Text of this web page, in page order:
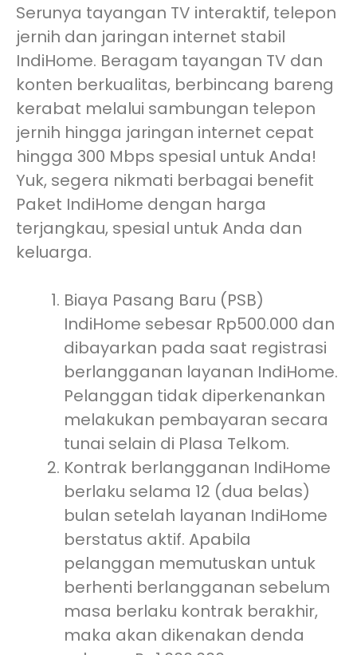
Serunya tayangan TV interaktif, telepon
jernih dan jaringan internet stabil
IndiHome. Beragam tayangan TV dan
konten berkualitas, berbincang bareng
kerabat melalui sambungan telepon
jernih hingga jaringan internet cepat
hingga 300 Mbps spesial untuk Anda!
Yuk, segera nikmati berbagai benefit
Paket IndiHome dengan harga
terjangkau, spesial untuk Anda dan
keluarga.
Biaya Pasang Baru (PSB)
IndiHome sebesar Rp500.000 dan
dibayarkan pada saat registrasi
berlangganan layanan IndiHome.
Pelanggan tidak diperkenankan
melakukan pembayaran secara
tunai selain di Plasa Telkom.
Kontrak berlangganan IndiHome
berlaku selama 12 (dua belas)
bulan setelah layanan IndiHome
berstatus aktif. Apabila
pelanggan memutuskan untuk
berhenti berlangganan sebelum
masa berlaku kontrak berakhir,
maka akan dikenakan denda